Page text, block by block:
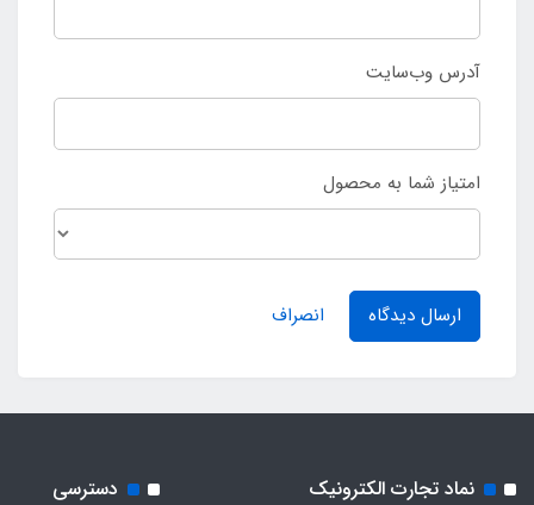
آدرس وب‌سایت
امتیاز شما به محصول
ارسال دیدگاه انصراف
نماد تجارت الکترونیک
دسترسی